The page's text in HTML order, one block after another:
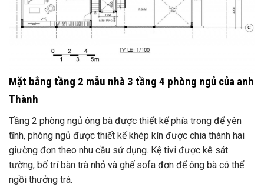
Mặt bằng tầng 2 mẫu nhà 3 tầng 4 phòng ngủ của anh
Thành
Tầng 2 phòng ngủ ông bà được thiết kế phía trong để yên
tĩnh, phòng ngủ được thiết kế khép kín được chia thành hai
giường đơn theo nhu cầu sử dụng. Kệ tivi được kê sát
tường, bố trí bàn trà nhỏ và ghế sofa đơn để ông bà có thể
ngồi thưởng trà.